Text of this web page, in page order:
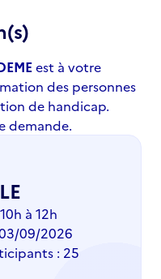
est à votre
des personnes
de handicap.
demande.
à 12h
09/2026
: 25